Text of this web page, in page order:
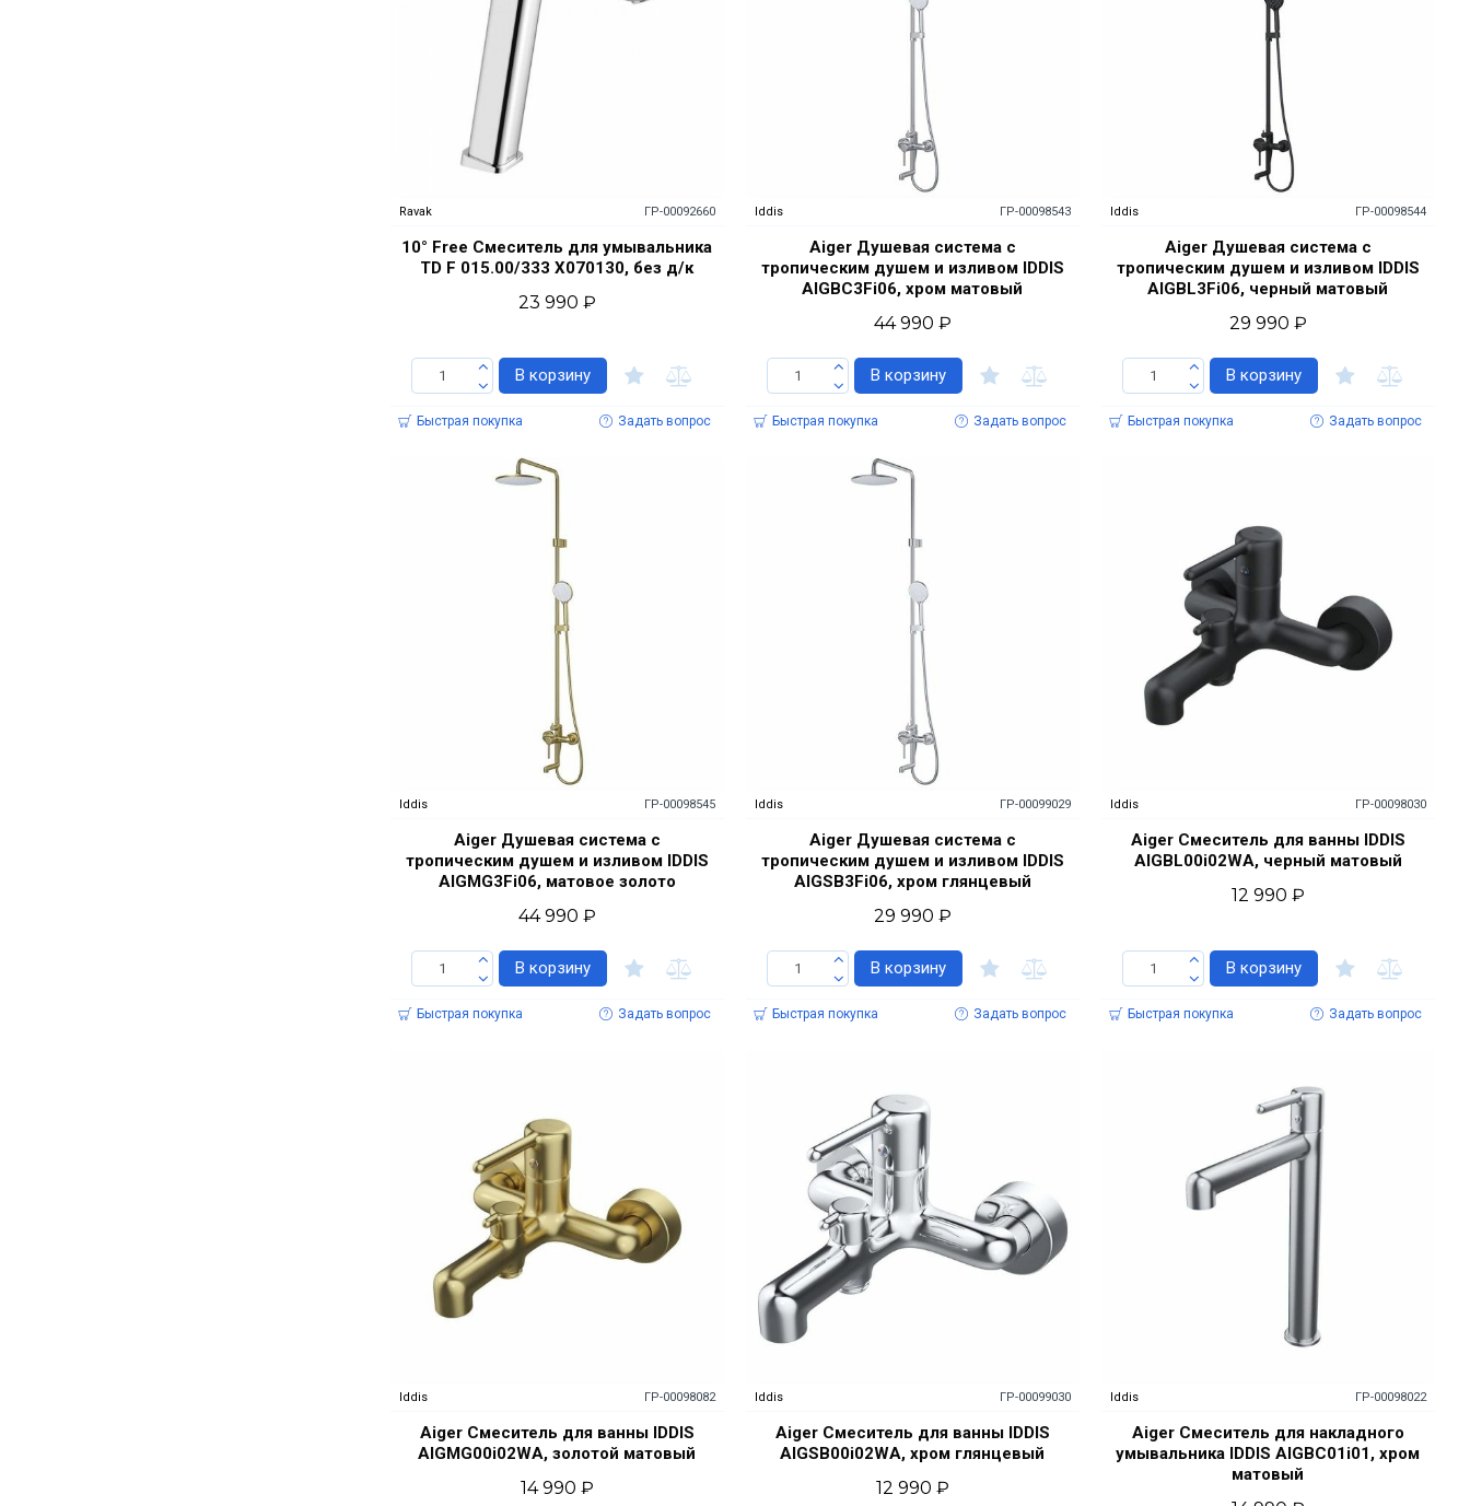
Ravak ГР-00092660
10° Free Смеситель для умывальника
TD F 015.00/333 X070130, без д/к
23 990 ₽
В корзину
Быстрая покупка Задать вопрос
Iddis ГР-00098543
Aiger Душевая система с
тропическим душем и изливом IDDIS
AIGBC3Fi06, хром матовый
44 990 ₽
В корзину
Быстрая покупка Задать вопрос
Iddis ГР-00098544
Aiger Душевая система с
тропическим душем и изливом IDDIS
AIGBL3Fi06, черный матовый
29 990 ₽
В корзину
Быстрая покупка Задать вопрос
Iddis ГР-00098545
Aiger Душевая система с
тропическим душем и изливом IDDIS
AIGMG3Fi06, матовое золото
44 990 ₽
В корзину
Быстрая покупка Задать вопрос
Iddis ГР-00099029
Aiger Душевая система с
тропическим душем и изливом IDDIS
AIGSB3Fi06, хром глянцевый
29 990 ₽
В корзину
Быстрая покупка Задать вопрос
Iddis ГР-00098030
Aiger Смеситель для ванны IDDIS
AIGBL00i02WA, черный матовый
12 990 ₽
В корзину
Быстрая покупка Задать вопрос
Iddis ГР-00098082
Aiger Смеситель для ванны IDDIS
AIGMG00i02WA, золотой матовый
14 990 ₽
Iddis ГР-00099030
Aiger Смеситель для ванны IDDIS
AIGSB00i02WA, хром глянцевый
12 990 ₽
Iddis ГР-00098022
Aiger Смеситель для накладного
умывальника IDDIS AIGBC01i01, хром
матовый